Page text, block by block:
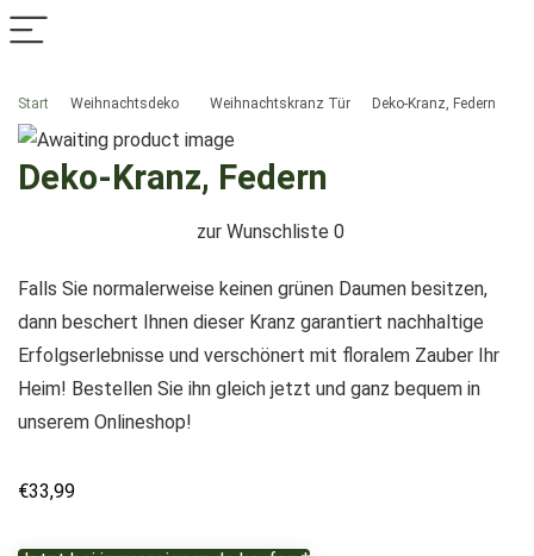
Start Weihnachtsdeko Weihnachtskranz Tür Deko-Kranz, Federn
Deko-Kranz, Federn
zur Wunschliste 0
Falls Sie normalerweise keinen grünen Daumen besitzen,
dann beschert Ihnen dieser Kranz garantiert nachhaltige
Erfolgserlebnisse und verschönert mit floralem Zauber Ihr
Heim! Bestellen Sie ihn gleich jetzt und ganz bequem in
unserem Onlineshop!
€33,99